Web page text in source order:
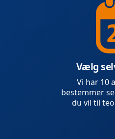
Vælg
Vi har 10
bestemmer
du vil til